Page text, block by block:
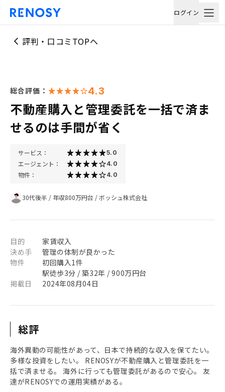
ログイン
評判・口コミTOPへ
総合評価： 4.3
不動産購入と管理委託を一括で済ま
せるのは手間が省く
サービス： 5.0
エージェント： 4.0
物件： 4.0
30代後半 / 年収800万円台 /ボッシュ株式会社
目的
家賃収入
決め手
管理の体制が良かった
物件
初回購入1件
駅徒歩3分 / 築32年 / 900万円台
掲載日
2024年08月04日
総評
海外異動の可能性があって、日本で持続的な収入を保てたい。
多様な投資をしたい。 RENOSYが不動産購入と管理委託を一
括で済ませる。 海外に行っても管理委託があるので安心。 友
達がRENOSYでの運用実績がある。